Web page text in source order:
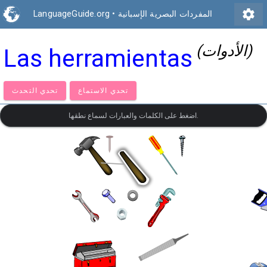
LanguageGuide.org • المفردات البصرية الإسبانية settings
Las herramientas (الأدوات)
تحدي التحدث تحدي الاستماع
اضغط على الكلمات والعبارات لسماع نطقها.